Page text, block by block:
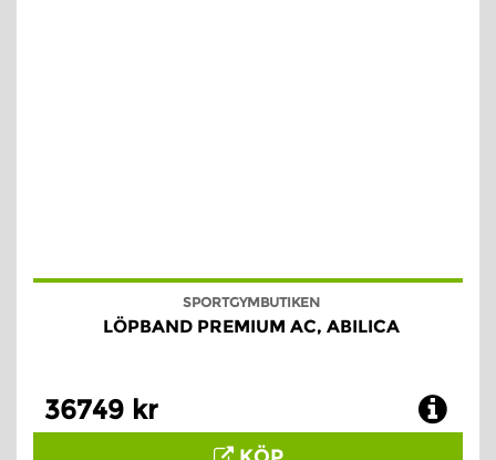
SPORTGYMBUTIKEN
LÖPBAND PREMIUM AC, ABILICA
36749 kr